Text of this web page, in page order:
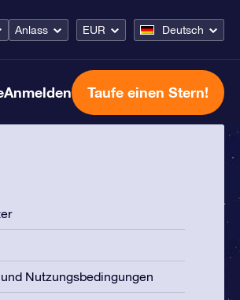
Anlass EUR Deutsch
Anmelden Taufe einen Stern!
Nutzungsbedingungen